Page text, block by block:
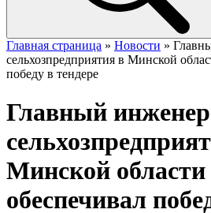
Главная страница » Новости »
сельхозпредприятия в Минской
победу в тендере
Главный инженер
Минской области
обеспечивал